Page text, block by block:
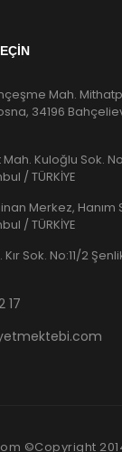
Mah.
34196
Kuloğlu Sok.
/ TÜRKİYE
Merkez, Hanım
/ TÜRKİYE
Sok. No:11/2
17
©Copyright